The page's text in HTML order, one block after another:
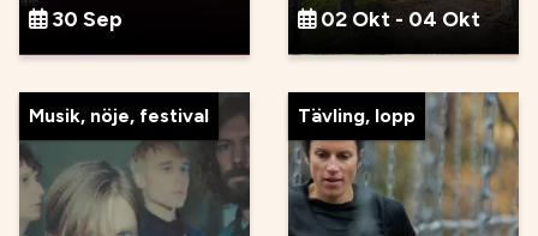
30 Sep 02 Okt - 04 Okt
Musik, nöje, festival Tävling, lopp